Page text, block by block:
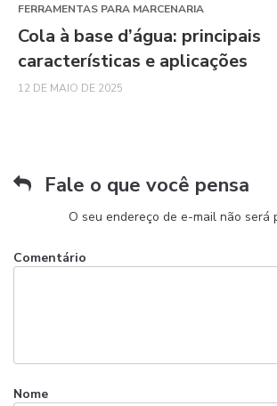
FERRAMENTAS PARA MARCENARIA
Cola à base d’água: principais
características e aplicações
12 DE MAIO DE 2025
Fale o que você pensa
O seu endereço de e-mail não será
Nome
Comentário